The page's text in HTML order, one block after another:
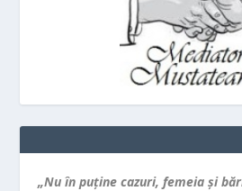
„Nu în puţine cazuri, femeia şi